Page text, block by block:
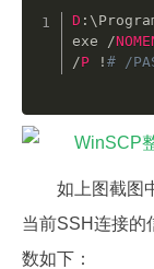
D :\
exe /
/P !# /
如上图截图
当前SSH连接的
数如下：